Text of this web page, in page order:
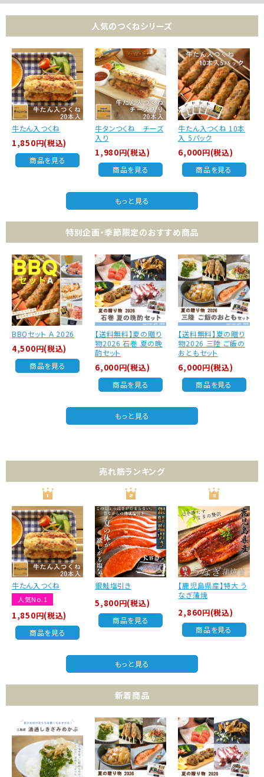
人気のつくねシリーズ
牛たん入つくね
1,850円(税込)
商品を見る
牛タンつくね チーズ
入り
1,980円(税込)
商品を見る
牛たん入つくね 10本
入 5パック
6,000円(税込)
商品を見る
もっと見る
特別企画・季節限定のおすすめ商品
BBQセット Ａ 2026
4,500円(税込)
商品を見る
【送料無料】夏の贈り
物2026 石巻 夏の晩
酌セット
6,000円(税込)
商品を見る
【送料無料】夏の贈り
物2026 三陸 ご飯の
おともセット
6,000円(税込)
商品を見る
もっと見る
売れ筋ランキング
牛たん入つくね
人気No.1
1,850円(税込)
商品を見る
銀鮭塩引き
5,800円(税込)
商品を見る
【鹿児島県産】特大 う
なぎ蒲焼
2,860円(税込)
商品を見る
もっと見る
新着商品